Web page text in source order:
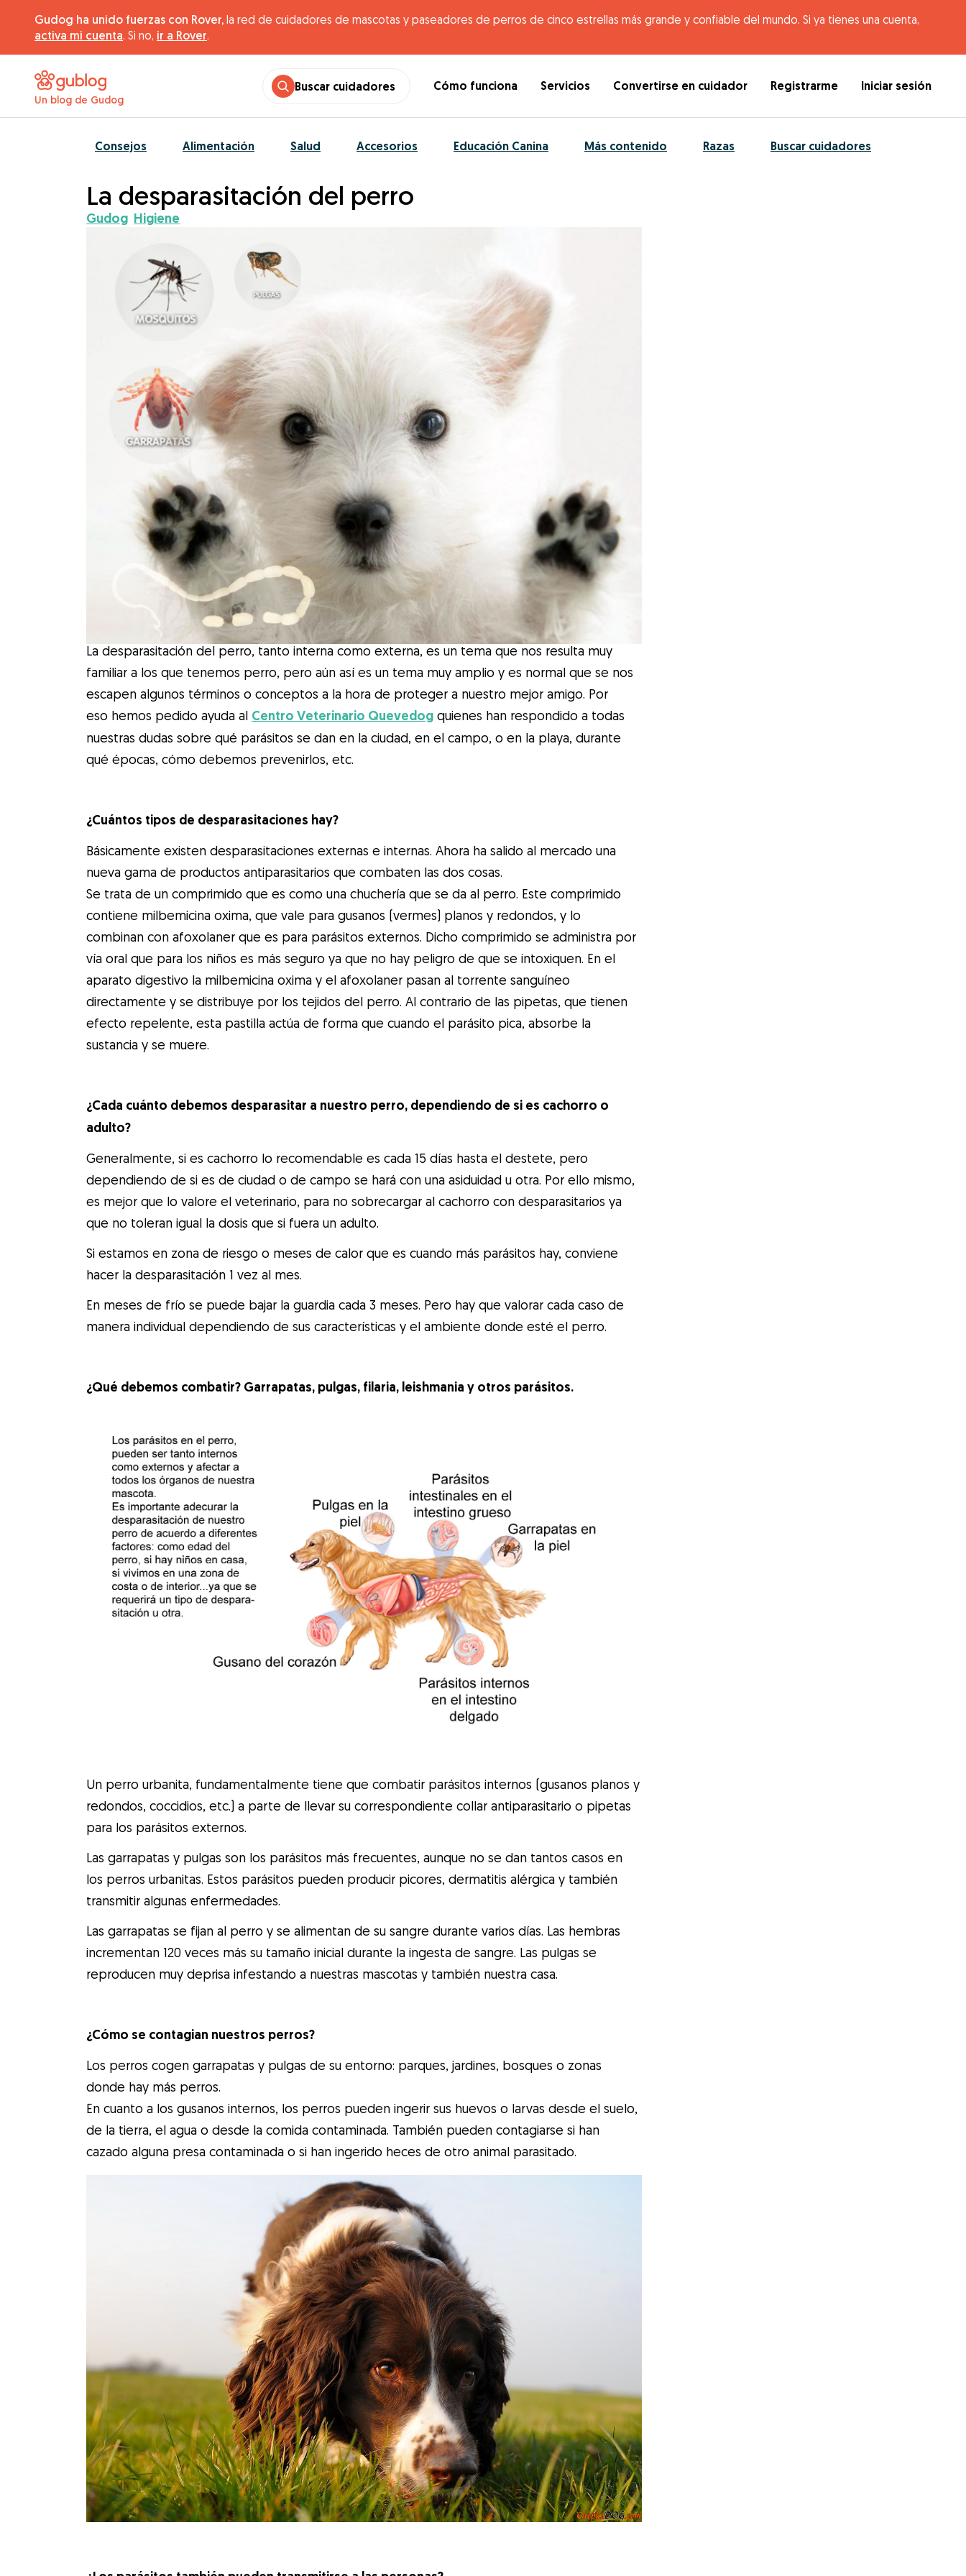
Gudog ha unido fuerzas con Rover, la red de cuidadores de mascotas y paseadores de perros de cinco estrellas más grande y confiable del mundo. Si ya tienes una cuenta,
activa mi cuenta. Si no, ir a Rover.
Un blog de Gudog
Buscar cuidadores Cómo funciona Servicios Convertirse en cuidador Registrarme Iniciar sesión
Consejos Alimentación Salud Accesorios Educación Canina Más contenido Razas Buscar cuidadores
La desparasitación del perro
Gudog Higiene
La desparasitación del perro, tanto interna como externa, es un tema que nos resulta muy
familiar a los que tenemos perro, pero aún así es un tema muy amplio y es normal que se nos
escapen algunos términos o conceptos a la hora de proteger a nuestro mejor amigo. Por
eso hemos pedido ayuda al Centro Veterinario Quevedog quienes han respondido a todas
nuestras dudas sobre qué parásitos se dan en la ciudad, en el campo, o en la playa, durante
qué épocas, cómo debemos prevenirlos, etc.
¿Cuántos tipos de desparasitaciones hay?
Básicamente existen desparasitaciones externas e internas. Ahora ha salido al mercado una
nueva gama de productos antiparasitarios que combaten las dos cosas.
Se trata de un comprimido que es como una chuchería que se da al perro. Este comprimido
contiene milbemicina oxima, que vale para gusanos (vermes) planos y redondos, y lo
combinan con afoxolaner que es para parásitos externos. Dicho comprimido se administra por
vía oral que para los niños es más seguro ya que no hay peligro de que se intoxiquen. En el
aparato digestivo la milbemicina oxima y el afoxolaner pasan al torrente sanguíneo
directamente y se distribuye por los tejidos del perro. Al contrario de las pipetas, que tienen
efecto repelente, esta pastilla actúa de forma que cuando el parásito pica, absorbe la
sustancia y se muere.
¿Cada cuánto debemos desparasitar a nuestro perro, dependiendo de si es cachorro o
adulto?
Generalmente, si es cachorro lo recomendable es cada 15 días hasta el destete, pero
dependiendo de si es de ciudad o de campo se hará con una asiduidad u otra. Por ello mismo,
es mejor que lo valore el veterinario, para no sobrecargar al cachorro con desparasitarios ya
que no toleran igual la dosis que si fuera un adulto.
Si estamos en zona de riesgo o meses de calor que es cuando más parásitos hay, conviene
hacer la desparasitación 1 vez al mes.
En meses de frío se puede bajar la guardia cada 3 meses. Pero hay que valorar cada caso de
manera individual dependiendo de sus características y el ambiente donde esté el perro.
¿Qué debemos combatir? Garrapatas, pulgas, filaria, leishmania y otros parásitos.
Un perro urbanita, fundamentalmente tiene que combatir parásitos internos (gusanos planos y
redondos, coccidios, etc.) a parte de llevar su correspondiente collar antiparasitario o pipetas
para los parásitos externos.
Las garrapatas y pulgas son los parásitos más frecuentes, aunque no se dan tantos casos en
los perros urbanitas. Estos parásitos pueden producir picores, dermatitis alérgica y también
transmitir algunas enfermedades.
Las garrapatas se fijan al perro y se alimentan de su sangre durante varios días. Las hembras
incrementan 120 veces más su tamaño inicial durante la ingesta de sangre. Las pulgas se
reproducen muy deprisa infestando a nuestras mascotas y también nuestra casa.
¿Cómo se contagian nuestros perros?
Los perros cogen garrapatas y pulgas de su entorno: parques, jardines, bosques o zonas
donde hay más perros.
En cuanto a los gusanos internos, los perros pueden ingerir sus huevos o larvas desde el suelo,
de la tierra, el agua o desde la comida contaminada. También pueden contagiarse si han
cazado alguna presa contaminada o si han ingerido heces de otro animal parasitado.